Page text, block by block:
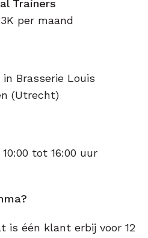
Trainers
per maand
Brasserie Louis
(Utrecht)
tot 16:00 uur
is één klant erbij voor 12